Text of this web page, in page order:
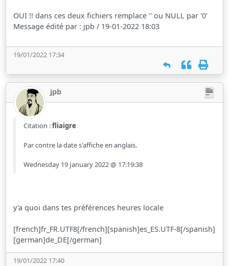
OUI !! dans ces deux fichiers remplace '' ou NULL par '0'
Message édité par : jpb / 19-01-2022 18:03
19/01/2022 17:34
jpb
Citation :fliaigre
Par contre la date s'affiche en anglais.
Wednesday 19 January 2022 @ 17:19:38
y'a quoi dans tes préférences heures locale
[french]fr_FR.UTF8[/french][spanish]es_ES.UTF-8[/spanish]
[german]de_DE[/german]
19/01/2022 17:40